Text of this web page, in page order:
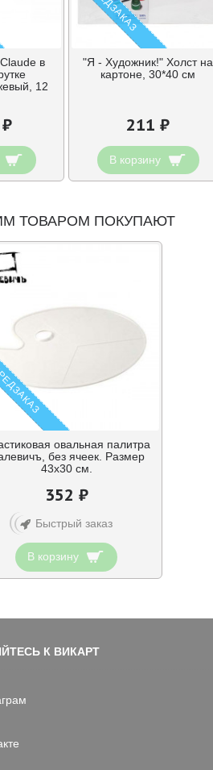
в
12
"Я - Художник!" Холст на
картоне, 30*40 см
211 ₽
В корзину
ТОВАРОМ ПОКУПАЮТ
овальная палитра
без ячеек. Размер
43х30 см.
352 ₽
Быстрый заказ
В корзину
К ВИКАРТ